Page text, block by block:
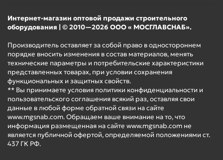
Интернет-магазин оптовой продажи строительного
оборудования | © 2010—2026 ООО « МОСГЛАВСНАБ».
Производитель оставляет за собой право в одностороннем
порядке вносить изменения в состав материалов, менять
технические параметры и потребительские характеристики
представленных товарах, при условии сохранения
функциональных и защитных свойств.
** Вы принимаете условия политики конфиденциальности и
пользовательского соглашения всякий раз, оставляя свои
данные в любой форме обратной связи на сайте
www.mgsnab.com. Обращаем ваше внимание на то, что
информация размещенная на сайте www.mgsnab.com не
является публичной офертой, определяемой положениями ст.
437 ГК РФ.